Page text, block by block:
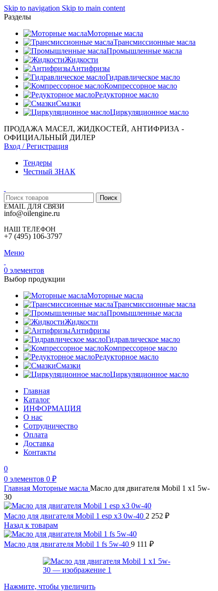
Skip to navigation Skip to main content
Разделы
Моторные масла
Трансмиссионные масла
Промышленные масла
Жидкости
Антифризы
Гидравлическое масло
Компрессорное масло
Редукторное масло
Смазки
Циркуляционное масло
ПРОДАЖА МАСЕЛ, ЖИДКОСТЕЙ, АНТИФРИЗА -
ОФИЦИАЛЬНЫЙ ДИЛЕР
Вход / Регистрация
Тендеры
Честный ЗНАК
Поиск
EMAIL ДЛЯ СВЯЗИ
info@oilengine.ru
НАШ ТЕЛЕФОН
+7 (495) 106-3797
Меню
0 элементов
Выбор продукции
Моторные масла
Трансмиссионные масла
Промышленные масла
Жидкости
Антифризы
Гидравлическое масло
Компрессорное масло
Редукторное масло
Смазки
Циркуляционное масло
Главная
Каталог
ИНФОРМАЦИЯ
О нас
Сотрудничество
Оплата
Доставка
Контакты
0
0 элементов 0 ₽
Главная Моторные масла Масло для двигателя Mobil 1 x1 5w-
30
Масло для двигателя Mobil 1 esp x3 0w-40 2 252 ₽
Назад к товарам
Масло для двигателя Mobil 1 fs 5w-40 9 111 ₽
Нажмите, чтобы увеличить